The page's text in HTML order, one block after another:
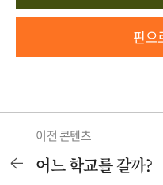
핀으
이전 콘텐츠
어느 학교를 갈까?